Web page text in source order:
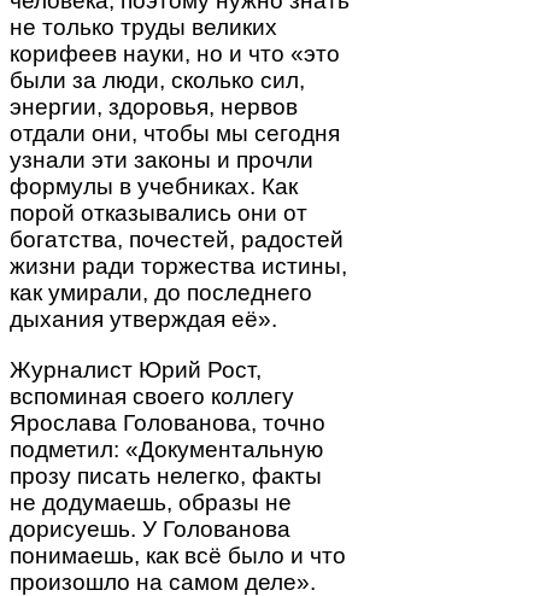
не только труды великих
корифеев науки, но и что «это
были за люди, сколько сил,
энергии, здоровья, нервов
отдали они, чтобы мы сегодня
узнали эти законы и прочли
формулы в учебниках. Как
порой отказывались они от
богатства, почестей, радостей
жизни ради торжества истины,
как умирали, до последнего
дыхания утверждая её».
Журналист Юрий Рост,
вспоминая своего коллегу
Ярослава Голованова, точно
подметил: «Документальную
прозу писать нелегко, факты
не додумаешь, образы не
дорисуешь. У Голованова
понимаешь, как всё было и что
произошло на самом деле».